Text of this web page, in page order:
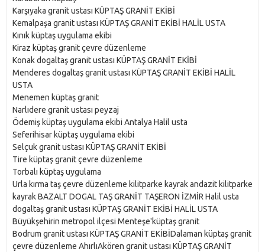
Karşıyaka granit ustası KÜPTAŞ GRANİT EKİBİ
Kemalpaşa granit ustası KÜPTAŞ GRANİT EKİBİ HALİL USTA
Kınık küptaş uygulama ekibi
Kiraz küptaş granit çevre düzenleme
Konak dogaltaş granit ustası KÜPTAŞ GRANİT EKİBİ
Menderes dogaltaş granit ustası KÜPTAŞ GRANİT EKİBİ HALİL
USTA
Menemen küptaş granit
Narlıdere granit ustası peyzaj
Ödemiş küptaş uygulama ekibi Antalya Halil usta
Seferihisar küptaş uygulama ekibi
Selçuk granit ustası KÜPTAŞ GRANİT EKİBİ
Tire küptaş granit çevre düzenleme
Torbalı küptaş uygulama
Urla kırma taş çevre düzenleme kilitparke kayrak andazit kilitparke
kayrak BAZALT DOGAL TAŞ GRANİT TAŞERON İZMİR Halil usta
dogaltaş granit ustası KÜPTAŞ GRANİT EKİBİ HALİL USTA
Büyükşehirin metropol ilçesi Menteşe'küptaş granit
Bodrum granit ustası KÜPTAŞ GRANİT EKİBİDalaman küptaş granit
çevre düzenleme AhırlıAkören granit ustası KÜPTAŞ GRANİT